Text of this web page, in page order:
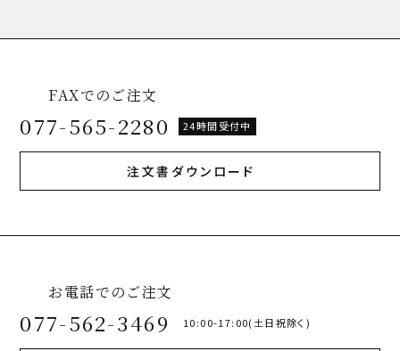
FAXでのご注文
077-565-2280 24時間受付中
注文書ダウンロード
お電話でのご注文
077-562-3469 10:00-17:00(土日祝除く)